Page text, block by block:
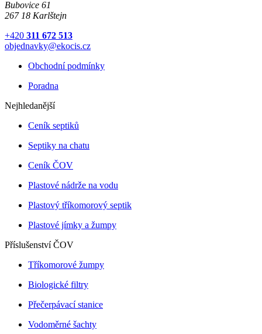
Bubovice 61
267 18 Karlštejn
+420 311 672 513
objednavky@ekocis.cz
Obchodní podmínky
Poradna
Nejhledanější
Ceník septiků
Septiky na chatu
Ceník ČOV
Plastové nádrže na vodu
Plastový tříkomorový septik
Plastové jímky a žumpy
Příslušenství ČOV
Tříkomorové žumpy
Biologické filtry
Přečerpávací stanice
Vodoměrné šachty